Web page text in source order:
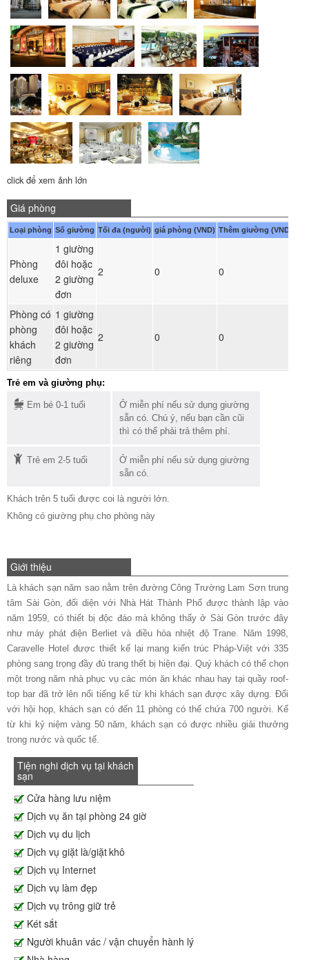
click để xem ảnh lớn
Giá phòng
Loại phòng Số giường Tối đa (người) giá phòng (VND) Thêm giường (VND)
Phòng
deluxe
1 giường
đôi hoặc
2 giường
đơn
2 0 0
Phòng có
phòng
khách
riêng
1 giường
đôi hoặc
2 giường
đơn
2 0 0
Trẻ em và giường phụ:
Em bé 0-1 tuổi
Ở miễn phí nếu sử dụng giường
sẵn có. Chú ý, nếu bạn cần cũi
thì có thể phải trả thêm phí.
Trẻ em 2-5 tuổi
Ở miễn phí nếu sử dụng giường
sẵn có.
Khách trên 5 tuổi được coi là người lớn.
Không có giường phụ cho phòng này
Giới thiệu
Là khách sạn năm sao nằm trên đường Công Trường Lam Sơn trung
tâm Sài Gòn, đối diện với Nhà Hát Thành Phố được thành lập vào
năm 1959, có thiết bị độc đáo mà không thấy ở Sài Gòn trước đây
như máy phát điện Berliet và điều hòa nhiệt độ Trane. Năm 1998,
Caravelle Hotel được thiết kế lại mang kiến trúc Pháp-Việt với 335
phòng sang trọng đầy đủ trang thết bị hiện đại. Quý khách có thể chọn
một trong năm nhà phục vụ các món ăn khác nhau hay tại quầy roof-
top bar đã trở lên nổi tiếng kể từ khi khách sạn được xây dựng. Đối
với hội họp, khách sạn có đến 11 phòng có thể chứa 700 người. Kể
từ khi kỷ niệm vàng 50 năm, khách sạn có được nhiều giải thưởng
trong nước và quốc tế.
Tiện nghi dịch vụ tại khách
sạn
Cửa hàng lưu niệm
Dịch vụ ăn tại phòng 24 giờ
Dịch vụ du lịch
Dịch vụ giặt là/giặt khô
Dịch vụ Internet
Dịch vụ làm đẹp
Dịch vụ trông giữ trẻ
Két sắt
Người khuân vác / vận chuyển hành lý